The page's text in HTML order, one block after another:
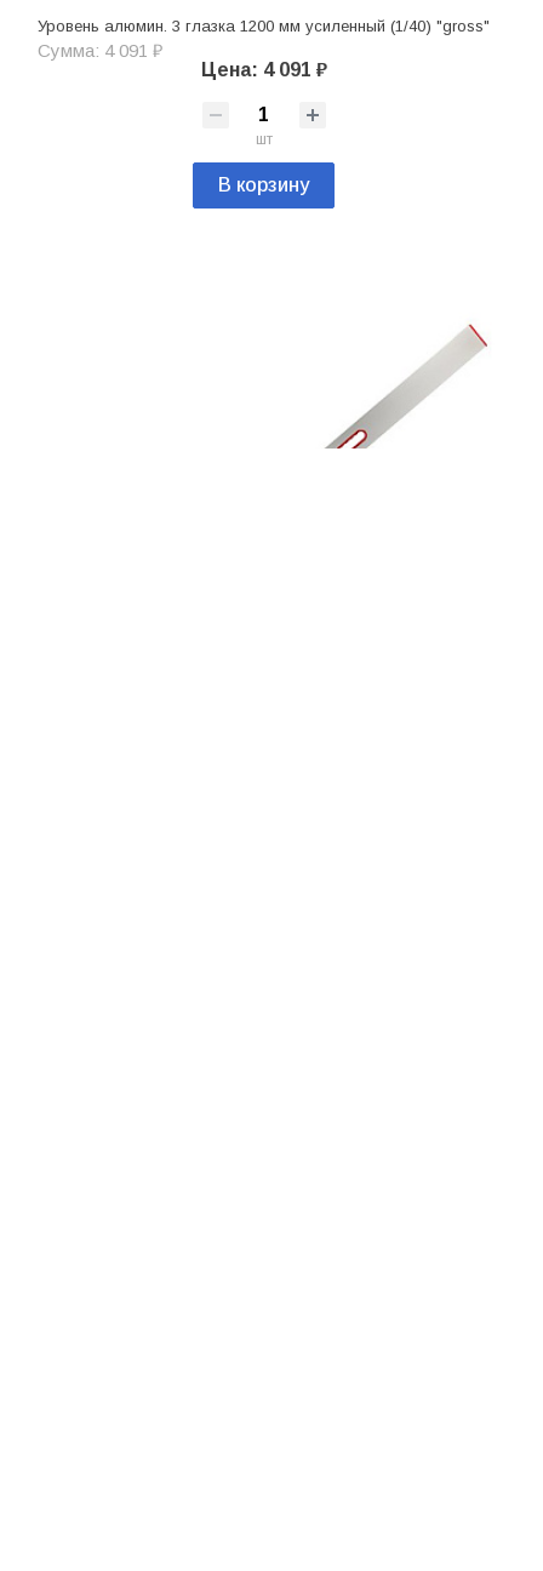
Уровень алюмин. 3 глазка 1200 мм усиленный (1/40) "gross"
Сумма: 4 091 ₽
Цена: 4 091 ₽
шт
В корзину